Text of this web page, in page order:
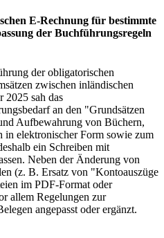
E-Rechnung für bestimmte
der Buchführungsregeln
der obligatorischen
zwischen inländischen
2025 sah das
an den "Grundsätzen
Aufbewahrung von Büchern,
elektronischer Form sowie zum
ein Schreiben mit
Neben der Änderung von
(z. B. Ersatz von "Kontoauszüge
im PDF-Format oder
allem Regelungen zur
angepasst oder ergänzt.